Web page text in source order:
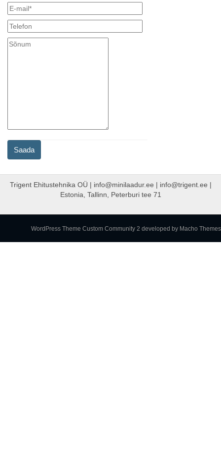
Trigent Ehitustehnika OÜ | info@minilaadur.ee | info@trigent.ee |
Estonia, Tallinn, Peterburi tee 71
WordPress Theme Custom Community 2 developed by Macho Themes